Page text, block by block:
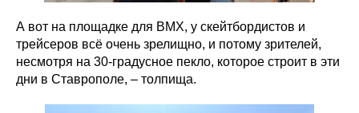
А вот на площадке для BMX, у скейтбордистов и
трейсеров всё очень зрелищно, и потому зрителей,
несмотря на 30-градусное пекло, которое строит в эти
дни в Ставрополе, – толпища.